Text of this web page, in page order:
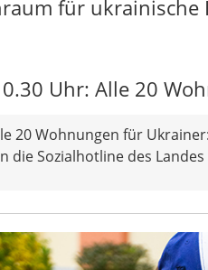
für ukrainische
Uhr: Alle 20
20 Wohnungen für
die Sozialhotline des